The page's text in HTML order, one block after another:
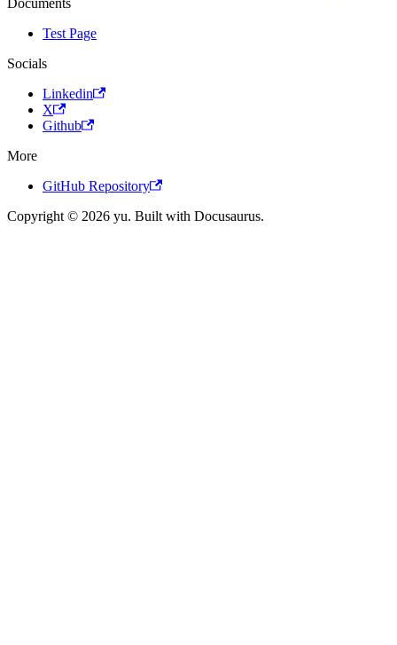
Documents
Test Page
Socials
Linkedin
X
Github
More
GitHub Repository
Copyright © 2026 yu. Built with Docusaurus.